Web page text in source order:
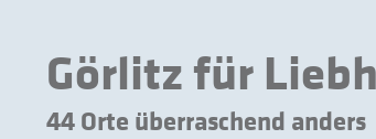
Görlitz für
44 Orte überraschend anders